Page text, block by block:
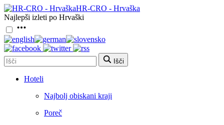
HR-CRO - Hrvaška
Najlepši izleti po Hrvaški
Išči
Hoteli
Najbolj obiskani kraji
Poreč